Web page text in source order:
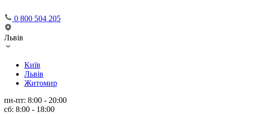
0 800 504 205
Львів
Київ
Львів
Житомир
пн-пт: 8:00 - 20:00
сб: 8:00 - 18:00